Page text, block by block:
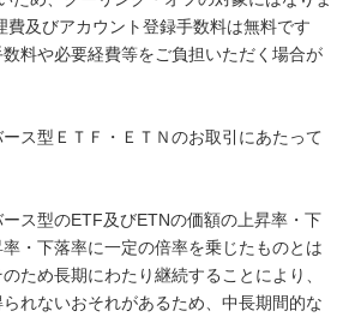
費及びアカウント登録手数料は無料です
料や必要経費等をご負担いただく場合が
ス型ＥＴＦ・ＥＴＮのお取引にあたって
ス型のETF及びETNの価額の上昇率・下
・下落率に一定の倍率を乗じたものとは
ため長期にわたり継続することにより、
れないおそれがあるため、中長期間的な